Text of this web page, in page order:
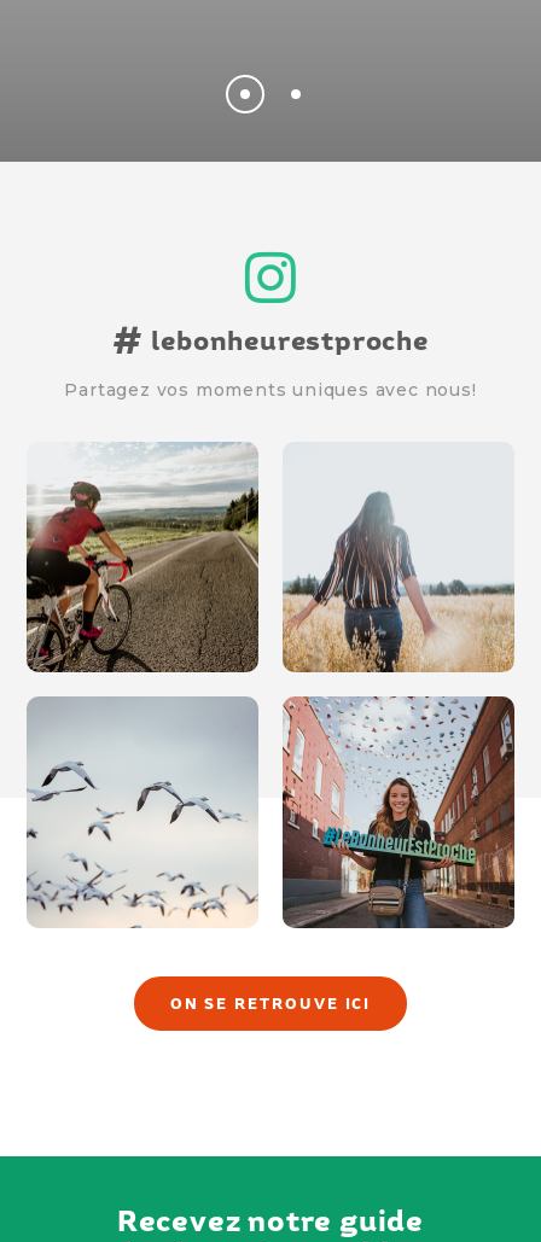
# lebonheurestproche
Partagez vos moments uniques avec nous!
ON SE RETROUVE ICI
Recevez notre guide